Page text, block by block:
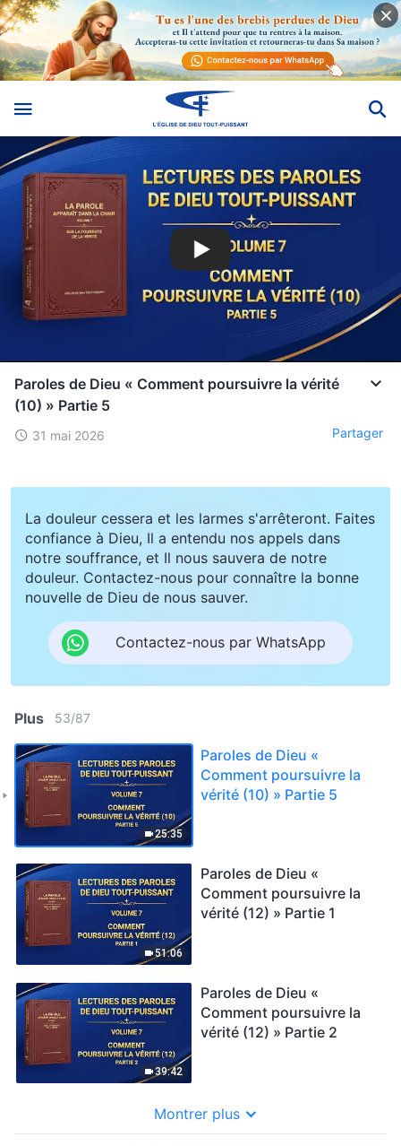
Paroles de Dieu « Comment poursuivre la vérité
(10) » Partie 5
31 mai 2026 Partager
La douleur cessera et les larmes s'arrêteront. Faites
confiance à Dieu, Il a entendu nos appels dans
notre souffrance, et Il nous sauvera de notre
douleur. Contactez-nous pour connaître la bonne
nouvelle de Dieu de nous sauver.
Contactez-nous par WhatsApp
Plus 53/87
25:35
Paroles de Dieu «
Comment poursuivre la
vérité (10) » Partie 5
51:06
Paroles de Dieu «
Comment poursuivre la
vérité (12) » Partie 1
39:42
Paroles de Dieu «
Comment poursuivre la
vérité (12) » Partie 2
Montrer plus